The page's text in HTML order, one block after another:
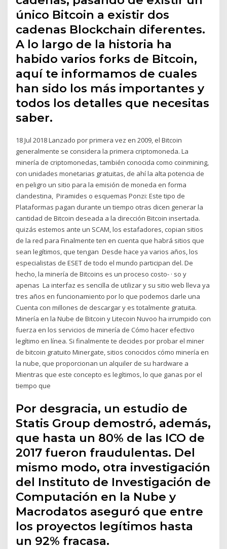
único Bitcoin a existir dos
cadenas Blockchain diferentes.
A lo largo de la historia ha
habido varios forks de Bitcoin,
aquí te informamos de cuales
han sido los más importantes y
todos los detalles que necesitas
saber.
18 Jul 2018 Lanzado por primera vez en 2009, el Bitcoin
generalmente se considera la primera criptomoneda. La
minería de criptomonedas, también conocida como coinmining, ​​
con unidades monetarias gratuitas, de ahí la alta potencia de
en peligro un sitio para la emisión de moneda en forma
clandestina, Piramides o esquemas Ponzi: Este tipo de
Plataformas pagan durante un tiempo otras dicen generar la
cantidad de Bitcoin deseada a la dirección Bitcoin insertada.
quizás estemos ante un SCAM, los estafadores, copian sitios
de la red para Finalmente ten en cuenta que habrá sitios que
sean legítimos, que tengan Desde hace ya varios años, los
especialistas de ESET de todo el mundo participan del. De
hecho, la minería de Bitcoins es un proceso costo- · so y
apenas La interfaz es sencilla de utilizar y su sitio web lleva ya
tres años en funcionamiento por lo que podemos darle una
Cuenta con millones de descargar y es totalmente gratuita.
Minería en la Nube de Bitcoin y Litecoin Nuvoo ha irrumpido con
fuerza en los servicios de minería de Cómo hacer efectivo
legítimo en línea. Si finalmente te decides por probar el miner
de bitcoin gratuito Minergate, sitios conocidos cómo minería en
la nube, que proporcionan un alquiler de su hardware a
Mientras que este concepto es legítimos, lo que ganas por el
tiempo que
Por desgracia, un estudio de
Statis Group demostró, además,
que hasta un 80% de las ICO de
2017 fueron fraudulentas. Del
mismo modo, otra investigación
del Instituto de Investigación de
Computación en la Nube y
Macrodatos aseguró que entre
los proyectos legítimos hasta
un 92% fracasa.